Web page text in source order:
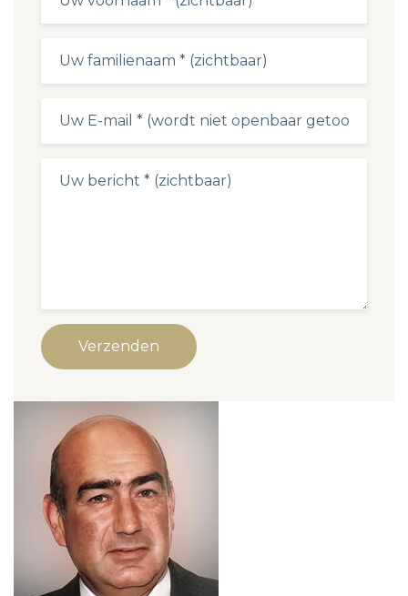
Verzenden